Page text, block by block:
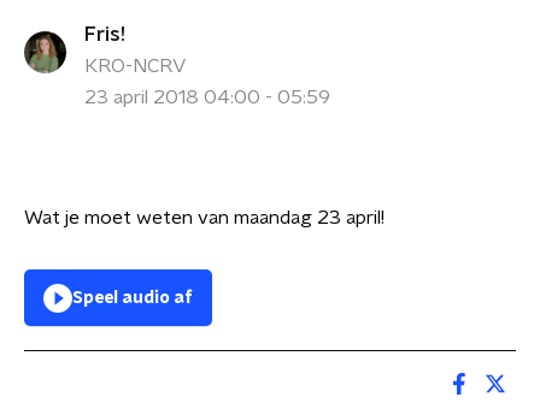
Fris!
KRO-NCRV
23 april 2018 04:00 - 05:59
Wat je moet weten van maandag 23 april!
Speel audio af